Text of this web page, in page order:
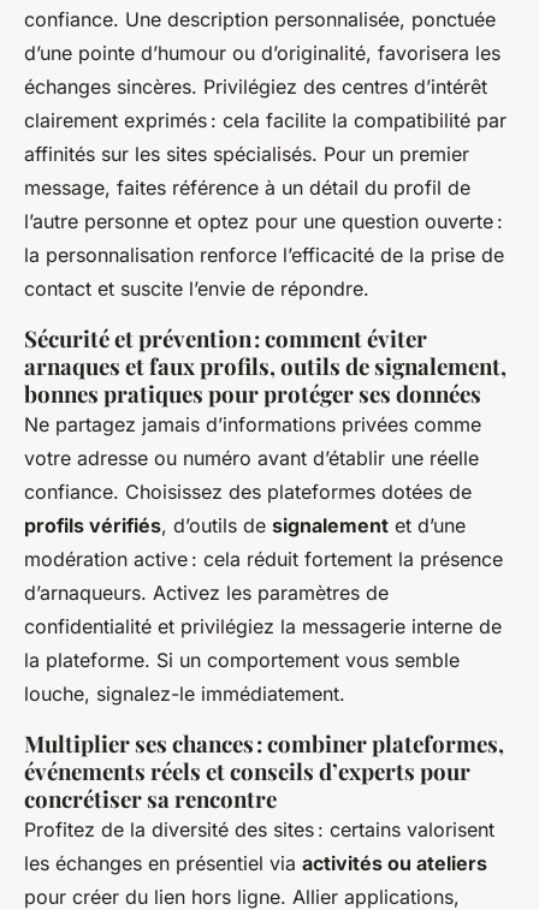
confiance. Une description personnalisée, ponctuée
d’une pointe d’humour ou d’originalité, favorisera les
échanges sincères. Privilégiez des centres d’intérêt
clairement exprimés : cela facilite la compatibilité par
affinités sur les sites spécialisés. Pour un premier
message, faites référence à un détail du profil de
l’autre personne et optez pour une question ouverte :
la personnalisation renforce l’efficacité de la prise de
contact et suscite l’envie de répondre.
Sécurité et prévention : comment éviter
arnaques et faux profils, outils de signalement,
bonnes pratiques pour protéger ses données
Ne partagez jamais d’informations privées comme
votre adresse ou numéro avant d’établir une réelle
confiance. Choisissez des plateformes dotées de
profils vérifiés, d’outils de signalement et d’une
modération active : cela réduit fortement la présence
d’arnaqueurs. Activez les paramètres de
confidentialité et privilégiez la messagerie interne de
la plateforme. Si un comportement vous semble
louche, signalez-le immédiatement.
Multiplier ses chances : combiner plateformes,
événements réels et conseils d’experts pour
concrétiser sa rencontre
Profitez de la diversité des sites : certains valorisent
les échanges en présentiel via activités ou ateliers
pour créer du lien hors ligne. Allier applications,